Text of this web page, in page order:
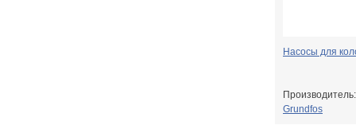
Насосы для
Производитель:
Grundfos